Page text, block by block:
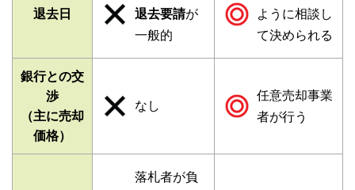
退去日
退去要請が
一般的
ように相談し
て決められる
銀行との交
渉
（主に売却
価格）
なし
任意売却事業
者が行う
落札者が負